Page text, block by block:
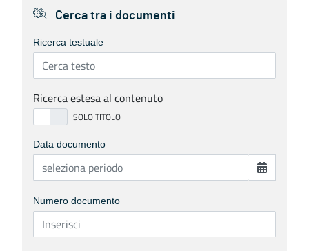
Cerca tra i documenti
Ricerca testuale
Ricerca estesa al contenuto
Data documento
Numero documento